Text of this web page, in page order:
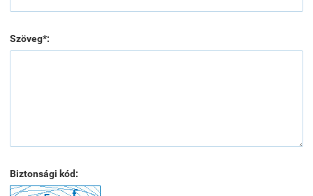
Szöveg*:
Biztonsági kód: